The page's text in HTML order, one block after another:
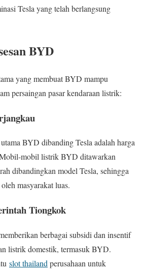
Tesla yang telah berlangsung
BYD
yang membuat BYD mampu
persaingan pasar kendaraan listrik:
BYD dibanding Tesla adalah harga
mobil listrik BYD ditawarkan
dibandingkan model Tesla, sehingga
masyarakat luas.
Tiongkok
berbagai subsidi dan insentif
listrik domestik, termasuk BYD.
slot thailand perusahaan untuk